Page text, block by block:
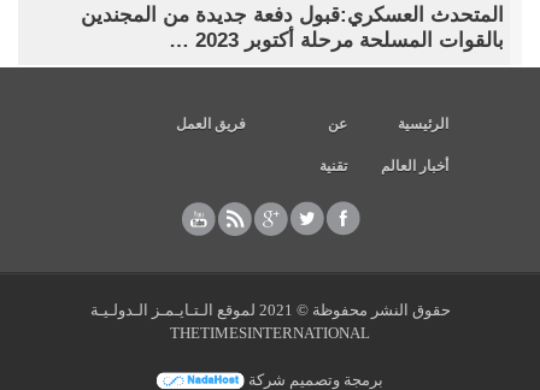
المتحدث العسكري:قبول دفعة جديدة من المجندين
بالقوات المسلحة مرحلة أكتوبر 2023 …
الرئيسية عن فريق العمل
أخبار العالم تقنية
حقوق النشر محفوظة © 2021 لموقع الـتـايـمـز الـدولـيـة
THETIMESINTERNATIONAL
برمجة وتصميم شركة